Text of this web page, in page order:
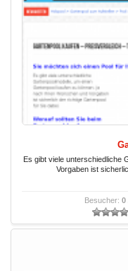
Es gibt viele unterschiedliche
Vorgaben ist
Besucher: 0